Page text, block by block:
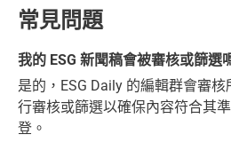
常見問題
我的 ESG 新聞稿會被審核或篩選
是的，ESG Daily 的編輯群會審
行審核或篩選以確保內容符合其
登。